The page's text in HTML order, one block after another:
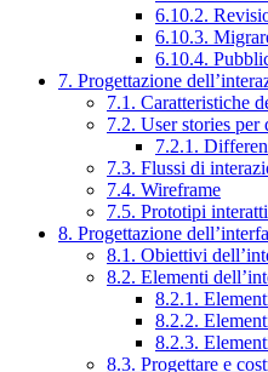
6.10.2.
6.10.3.
6.10.4.
7. Progettazione
7.1. Caratteristiche
7.2. User stories per
7.2.1.
7.3. Flussi di
7.4. Wireframe
7.5. Prototipi
8. Progettazione
8.1. Obiettivi
8.2. Elementi
8.2.1.
8.2.2.
8.2.3.
8.3. Progettare e